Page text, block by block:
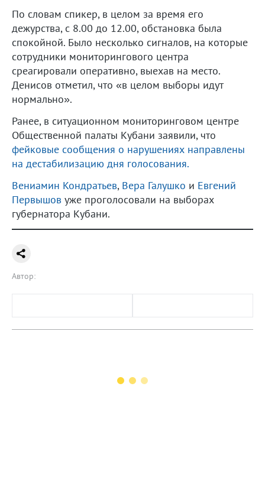
По словам спикер, в целом за время его
дежурства, с 8.00 до 12.00, обстановка была
спокойной. Было несколько сигналов, на которые
сотрудники мониторингового центра
среагировали оперативно, выехав на место.
Денисов отметил, что «в целом выборы идут
нормально».
Ранее, в ситуационном мониторинговом центре
Общественной палаты Кубани заявили, что
фейковые сообщения о нарушениях направлены
на дестабилизацию дня голосования.
Вениамин Кондратьев, Вера Галушко и Евгений
Первышов уже проголосовали на выборах
губернатора Кубани.
Автор: